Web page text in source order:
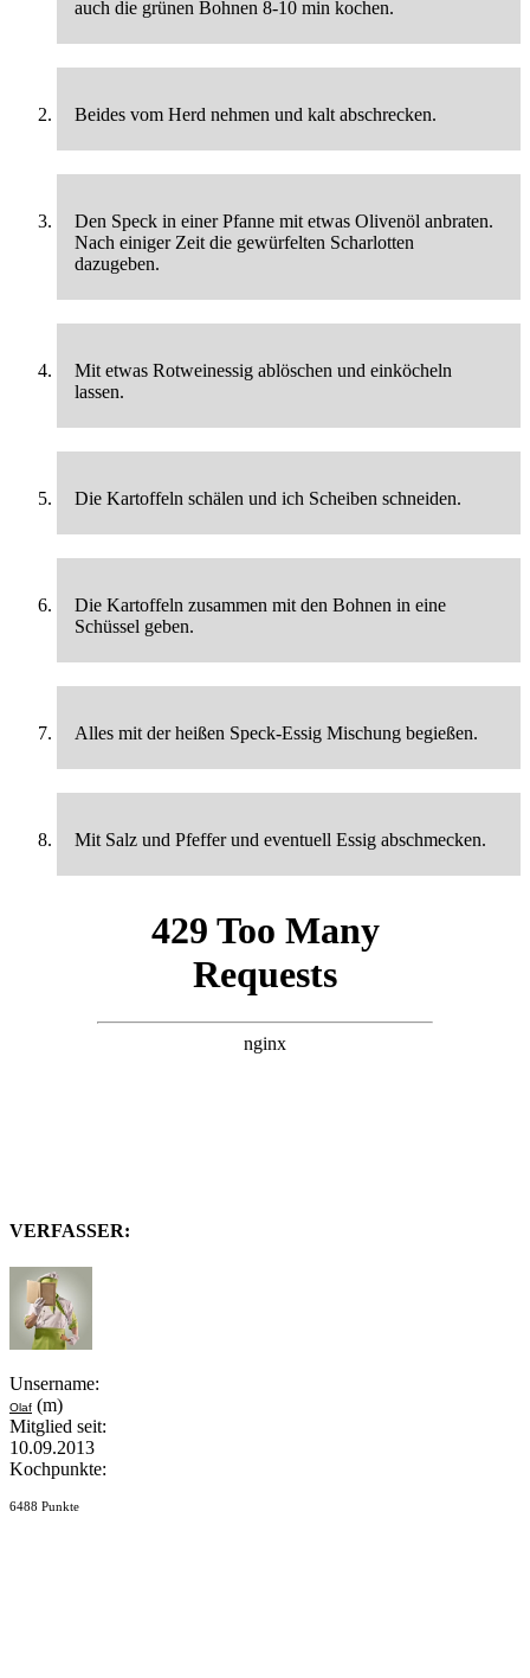
auch die grünen Bohnen 8-10 min kochen.
Beides vom Herd nehmen und kalt abschrecken.
Den Speck in einer Pfanne mit etwas Olivenöl anbraten.
Nach einiger Zeit die gewürfelten Scharlotten
dazugeben.
Mit etwas Rotweinessig ablöschen und einköcheln
lassen.
Die Kartoffeln schälen und ich Scheiben schneiden.
Die Kartoffeln zusammen mit den Bohnen in eine
Schüssel geben.
Alles mit der heißen Speck-Essig Mischung begießen.
Mit Salz und Pfeffer und eventuell Essig abschmecken.
VERFASSER:
Unsername:
Olaf (m)
Mitglied seit:
10.09.2013
Kochpunkte:
6488 Punkte